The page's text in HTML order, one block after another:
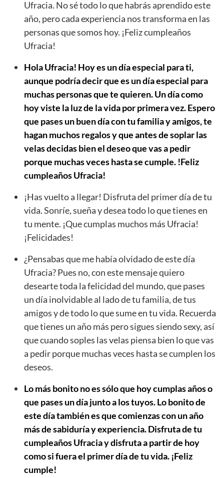
Ufracia. No sé todo lo que habrás aprendido este
año, pero cada experiencia nos transforma en las
personas que somos hoy. ¡Feliz cumpleaños
Ufracia!
Hola Ufracia! Hoy es un día especial para ti,
aunque podría decir que es un día especial para
muchas personas que te quieren. Un día como
hoy viste la luz de la vida por primera vez. Espero
que pases un buen día con tu familia y amigos, te
hagan muchos regalos y que antes de soplar las
velas decidas bien el deseo que vas a pedir
porque muchas veces hasta se cumple. !Feliz
cumpleaños Ufracia!
¡Has vuelto a llegar! Disfruta del primer día de tu
vida. Sonríe, sueña y desea todo lo que tienes en
tu mente. ¡Que cumplas muchos más Ufracia!
¡Felicidades!
¿Pensabas que me había olvidado de este día
Ufracia? Pues no, con este mensaje quiero
desearte toda la felicidad del mundo, que pases
un día inolvidable al lado de tu familia, de tus
amigos y de todo lo que sume en tu vida. Recuerda
que tienes un año más pero sigues siendo sexy, así
que cuando soples las velas piensa bien lo que vas
a pedir porque muchas veces hasta se cumplen los
deseos.
Lo más bonito no es sólo que hoy cumplas años o
que pases un día junto a los tuyos. Lo bonito de
este día también es que comienzas con un año
más de sabiduría y experiencia. Disfruta de tu
cumpleaños Ufracia y disfruta a partir de hoy
como si fuera el primer día de tu vida. ¡Feliz
cumple!